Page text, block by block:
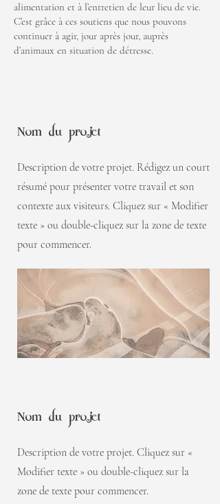
alimentation et à l’entretien de leur lieu de vie.
C’est grâce à ces soutiens que nous pouvons
continuer à agir, jour après jour, auprès
d’animaux en situation de détresse.
Nom du projet
Description de votre projet. Rédigez un court
résumé pour présenter votre travail et son
contexte aux visiteurs. Cliquez sur « Modifier
texte » ou double-cliquez sur la zone de texte
pour commencer.
Nom du projet
Description de votre projet. Cliquez sur «
Modifier texte » ou double-cliquez sur la
zone de texte pour commencer.